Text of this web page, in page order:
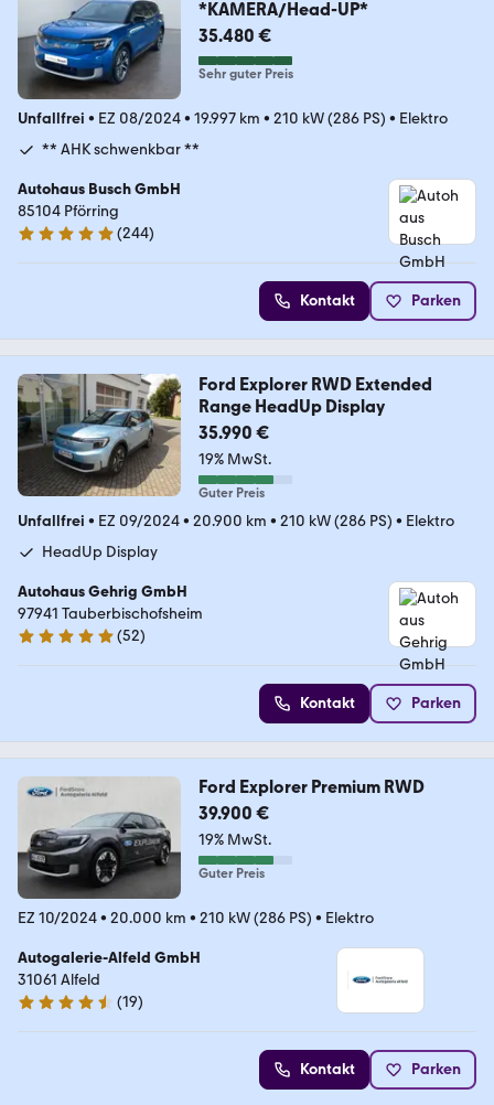
*KAMERA/Head-UP*
35.480 €
Sehr guter Preis
Unfallfrei • EZ 08/2024• 19.997 km • 210 kW (286 PS) • Elektro
** AHK schwenkbar **
Autohaus Busch GmbH
85104 Pförring
4.8 Sterne
(244)
Kontakt Parken
Ford Explorer RWD Extended
Range HeadUp Display
35.990 €
19% MwSt.
Guter Preis
Unfallfrei • EZ 09/2024• 20.900 km • 210 kW (286 PS) • Elektro
HeadUp Display
Autohaus Gehrig GmbH
97941 Tauberbischofsheim
5 Sterne
(52)
Kontakt Parken
Ford Explorer Premium RWD
39.900 €
19% MwSt.
Guter Preis
EZ 10/2024• 20.000 km • 210 kW (286 PS) • Elektro
Autogalerie-Alfeld GmbH
31061 Alfeld
4.5 Sterne
(19)
Kontakt Parken